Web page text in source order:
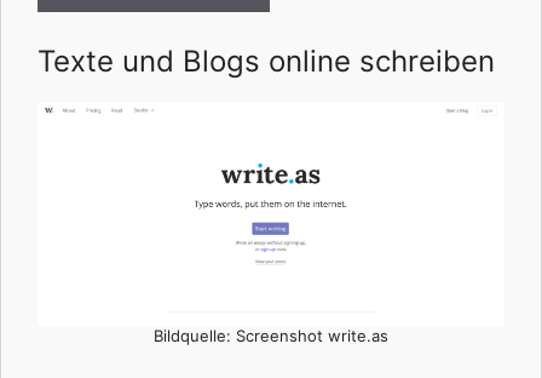
Texte und Blogs online schreiben
Bildquelle: Screenshot write.as